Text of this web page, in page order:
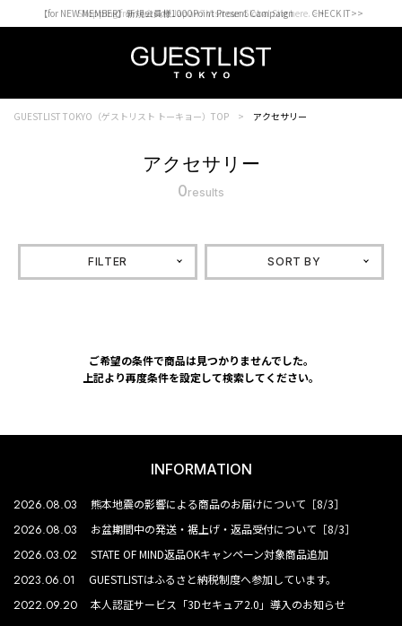
Shopping from outside Japan? Visit our Global Site here. >>
【for NEW MEMBER】新規会員様1000Point Present Campaign CHECK IT>>
GUESTLIST TOKYO（ゲストリスト トーキョー）TOP アクセサリー
アクセサリー
0results
FILTER SORT BY
ご希望の条件で商品は見つかりませんでした。
上記より再度条件を設定して検索してください。
INFORMATION
2026.08.03 熊本地震の影響による商品のお届けについて［8/3］
2026.08.03 お盆期間中の発送・裾上げ・返品受付について［8/3］
2026.03.02 STATE OF MIND返品OKキャンペーン対象商品追加
2023.06.01 GUESTLISTはふるさと納税制度へ参加しています。
2022.09.20 本人認証サービス「3Dセキュア2.0」導入のお知らせ